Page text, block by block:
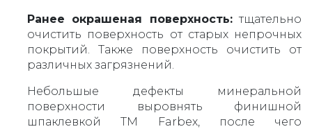
Ранее окрашеная поверхность:тщательно
очистить поверхность от старых непрочных
покрытий. Также поверхность очистить от
различных загрязнений.
Небольшые дефекты минеральной
поверхности выровнять финишной
шпаклевкой ТМ Farbex, после чего